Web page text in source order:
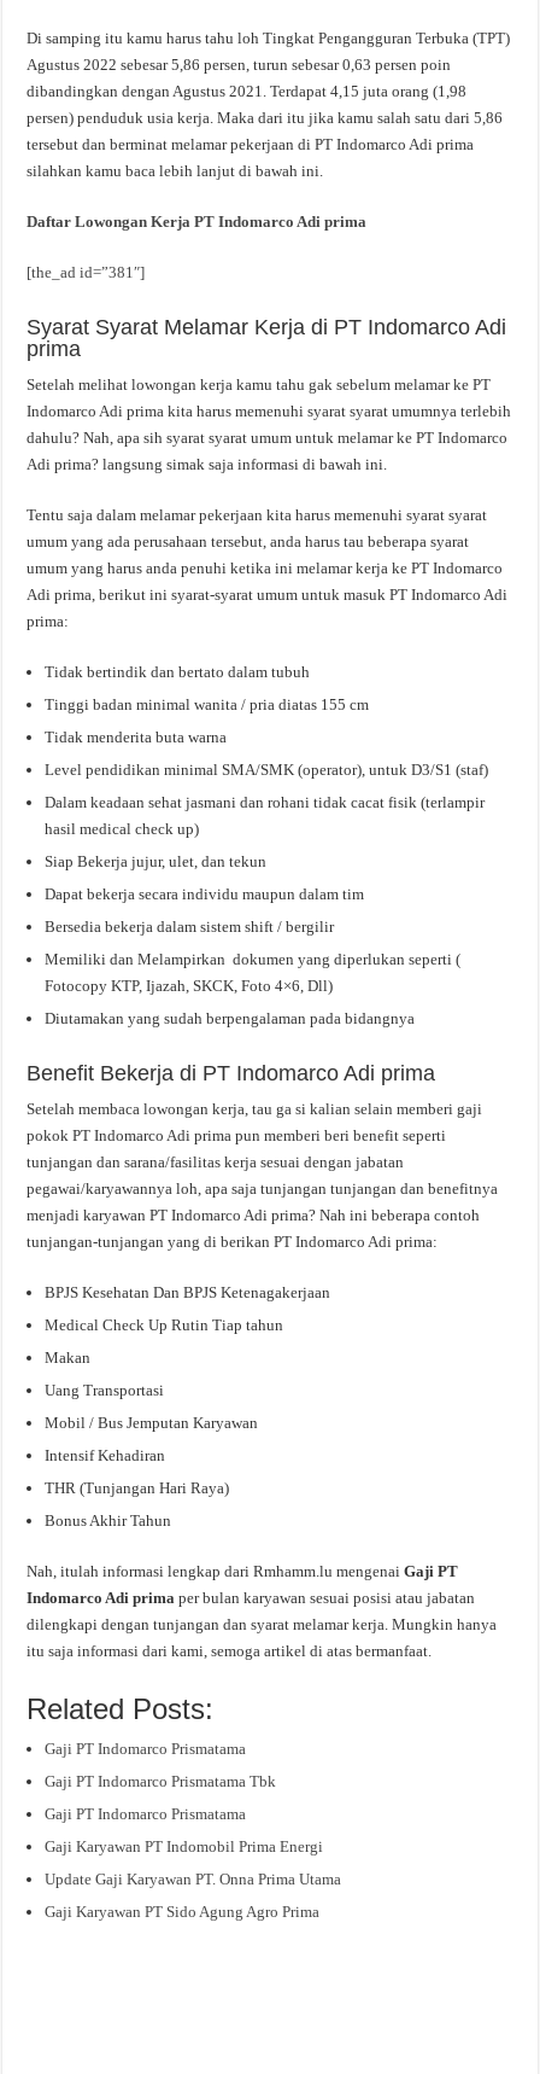
Di samping itu kamu harus tahu loh Tingkat Pengangguran Terbuka (TPT)
Agustus 2022 sebesar 5,86 persen, turun sebesar 0,63 persen poin
dibandingkan dengan Agustus 2021. Terdapat 4,15 juta orang (1,98
persen) penduduk usia kerja. Maka dari itu jika kamu salah satu dari 5,86
tersebut dan berminat melamar pekerjaan di PT Indomarco Adi prima
silahkan kamu baca lebih lanjut di bawah ini.
Daftar Lowongan Kerja PT Indomarco Adi prima
[the_ad id=”381″]
Syarat Syarat Melamar Kerja di PT Indomarco Adi
prima
Setelah melihat lowongan kerja kamu tahu gak sebelum melamar ke PT
Indomarco Adi prima kita harus memenuhi syarat syarat umumnya terlebih
dahulu? Nah, apa sih syarat syarat umum untuk melamar ke PT Indomarco
Adi prima? langsung simak saja informasi di bawah ini.
Tentu saja dalam melamar pekerjaan kita harus memenuhi syarat syarat
umum yang ada perusahaan tersebut, anda harus tau beberapa syarat
umum yang harus anda penuhi ketika ini melamar kerja ke PT Indomarco
Adi prima, berikut ini syarat-syarat umum untuk masuk PT Indomarco Adi
prima:
Tidak bertindik dan bertato dalam tubuh
Tinggi badan minimal wanita / pria diatas 155 cm
Tidak menderita buta warna
Level pendidikan minimal SMA/SMK (operator), untuk D3/S1 (staf)
Dalam keadaan sehat jasmani dan rohani tidak cacat fisik (terlampir
hasil medical check up)
Siap Bekerja jujur, ulet, dan tekun
Dapat bekerja secara individu maupun dalam tim
Bersedia bekerja dalam sistem shift / bergilir
Memiliki dan Melampirkan dokumen yang diperlukan seperti (
Fotocopy KTP, Ijazah, SKCK, Foto 4×6, Dll)
Diutamakan yang sudah berpengalaman pada bidangnya
Benefit Bekerja di PT Indomarco Adi prima
Setelah membaca lowongan kerja, tau ga si kalian selain memberi gaji
pokok PT Indomarco Adi prima pun memberi beri benefit seperti
tunjangan dan sarana/fasilitas kerja sesuai dengan jabatan
pegawai/karyawannya loh, apa saja tunjangan tunjangan dan benefitnya
menjadi karyawan PT Indomarco Adi prima? Nah ini beberapa contoh
tunjangan-tunjangan yang di berikan PT Indomarco Adi prima:
BPJS Kesehatan Dan BPJS Ketenagakerjaan
Medical Check Up Rutin Tiap tahun
Makan
Uang Transportasi
Mobil / Bus Jemputan Karyawan
Intensif Kehadiran
THR (Tunjangan Hari Raya)
Bonus Akhir Tahun
Nah, itulah informasi lengkap dari Rmhamm.lu mengenaiGaji PT
Indomarco Adi primaper bulan karyawan sesuai posisi atau jabatan
dilengkapi dengan tunjangan dan syarat melamar kerja. Mungkin hanya
itu saja informasi dari kami, semoga artikel di atas bermanfaat.
Related Posts:
Gaji PT Indomarco Prismatama
Gaji PT Indomarco Prismatama Tbk
Gaji PT Indomarco Prismatama
Gaji Karyawan PT Indomobil Prima Energi
Update Gaji Karyawan PT. Onna Prima Utama
Gaji Karyawan PT Sido Agung Agro Prima